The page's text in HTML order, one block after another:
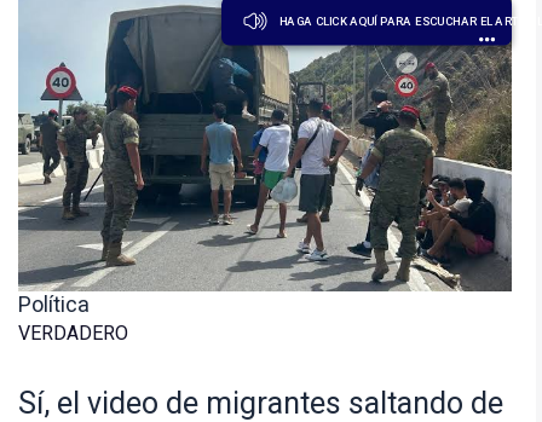
HAGA CLICK AQUÍ PARA ESCUCHAR EL
Política
VERDADERO
Sí, el video de migrantes saltando de